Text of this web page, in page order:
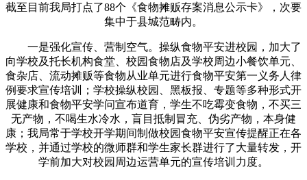
截至目前我局打点了88个《食物摊贩存案消息公示卡》，次要
集中于县城范畴内。
一是强化宣传、营制空气。操纵食物平安进校园，加大了
向学校及托长机构食堂、校园食物店及学校周边小餐饮单元、
食杂店、流动摊贩等食物从业单元进行食物平安第一义务人律
例要求宣传培训；学校操纵校园、黑板报、专题等多种形式开
展健康和食物平安学问宣布道育，学生不吃霉变食物，不买三
无产物，不喝生水冷水，盲目抵制冒充、伪劣产物，本身健
康；我局常于学校开学期间制做校园食物平安宣传提醒正在各
学校，并通过学校的微师群和学生家长群进行了大量转发，开
学前加大对校园周边运营单元的宣传培训力度。